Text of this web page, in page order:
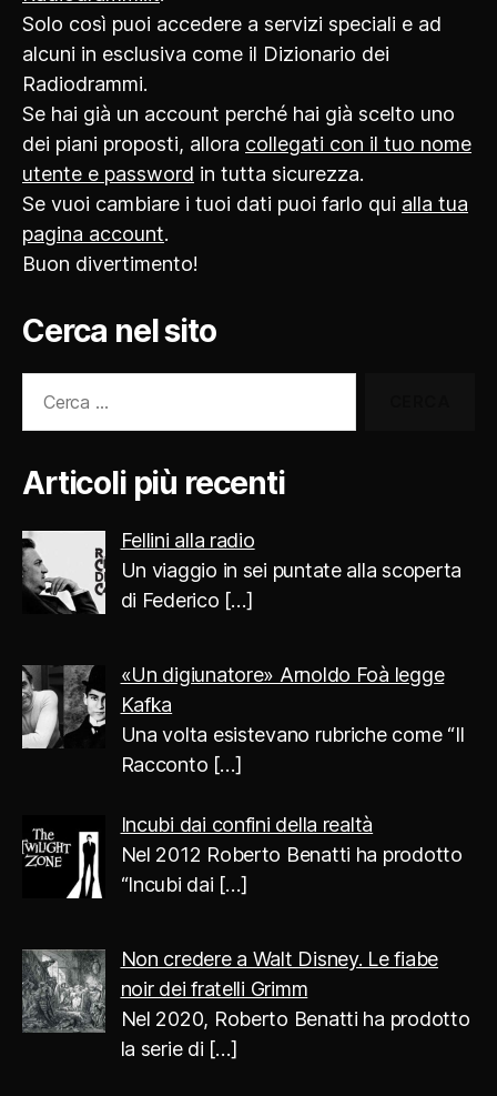
Solo così puoi accedere a servizi speciali e ad
alcuni in esclusiva come il Dizionario dei
Radiodrammi.
Se hai già un account perché hai già scelto uno
dei piani proposti, allora collegati con il tuo nome
utente e password in tutta sicurezza.
Se vuoi cambiare i tuoi dati puoi farlo qui alla tua
pagina account.
Buon divertimento!
Cerca nel sito
Articoli più recenti
Fellini alla radio
Un viaggio in sei puntate alla scoperta
di Federico […]
«Un digiunatore» Arnoldo Foà legge
Kafka
Una volta esistevano rubriche come “Il
Racconto […]
Incubi dai confini della realtà
Nel 2012 Roberto Benatti ha prodotto
“Incubi dai […]
Non credere a Walt Disney. Le fiabe
noir dei fratelli Grimm
Nel 2020, Roberto Benatti ha prodotto
la serie di […]